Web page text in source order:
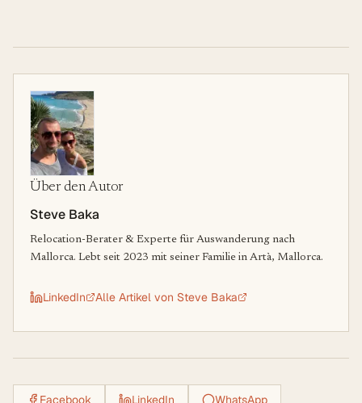
Über den Autor
Steve Baka
Relocation-Berater & Experte für Auswanderung nach
Mallorca. Lebt seit 2023 mit seiner Familie in Artà, Mallorca.
LinkedIn Alle Artikel von Steve Baka
Facebook LinkedIn WhatsApp